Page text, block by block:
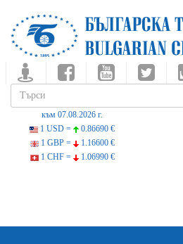
към 07.08.2026 г.
1 USD =
0.86690 €
1 GBP =
1.16600 €
1 CHF =
1.06990 €